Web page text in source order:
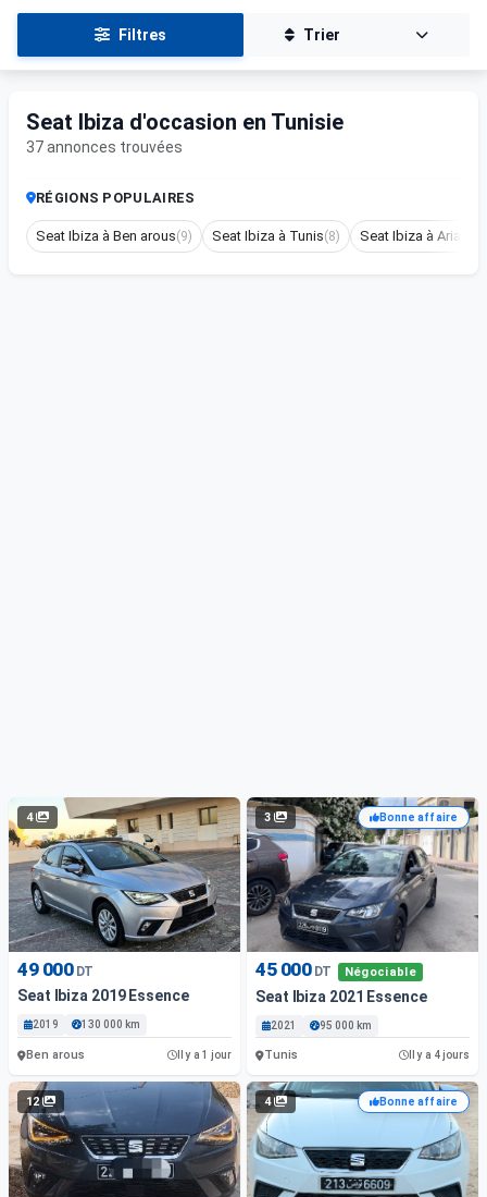
Filtres Trier
Seat Ibiza d'occasion en Tunisie
37 annonces trouvées
RÉGIONS POPULAIRES
Seat Ibiza à Ben arous(9) Seat Ibiza à Tunis(8) Seat Ibiza à Ariana
4
49 000 DT
Seat Ibiza 2019 Essence
2019 130 000 km
Ben arous Il y a 1 jour
3 Bonne affaire
45 000 DT Négociable
Seat Ibiza 2021 Essence
2021 95 000 km
Tunis Il y a 4 jours
12 4 Bonne affaire